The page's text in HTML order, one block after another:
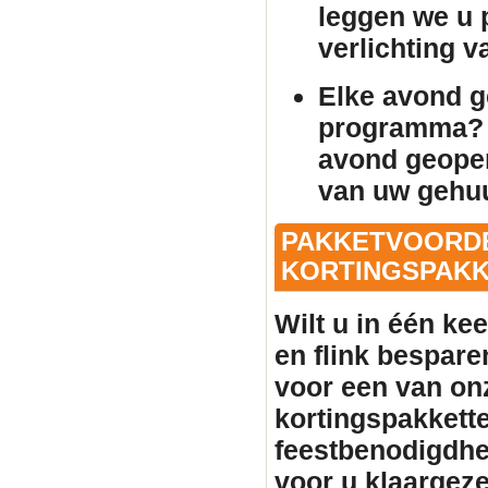
leggen we u
verlichting
Elke avond
avond
van uw
Wilt u in één
en flink
voor een van
voor u